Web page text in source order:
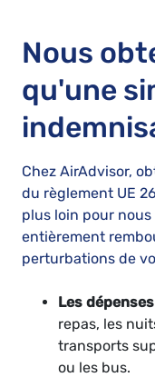
Nous
qu'une
Chez AirAdvisor,
du règlement UE
plus loin pour
entièrement
perturbations de
Les
repas, les
transports
ou les bus.